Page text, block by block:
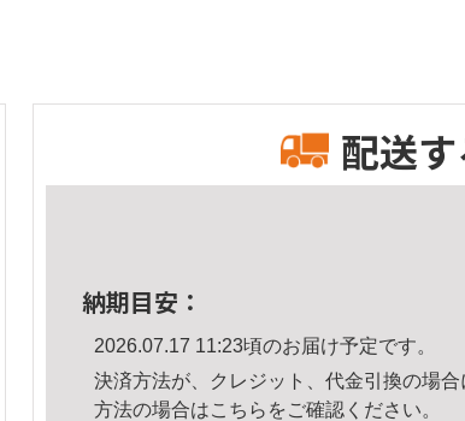
配送す
納期目安：
2026.07.17 11:23頃のお届け予定です。
決済方法が、クレジット、代金引換の場
方法の場合はこちら をご確認ください。